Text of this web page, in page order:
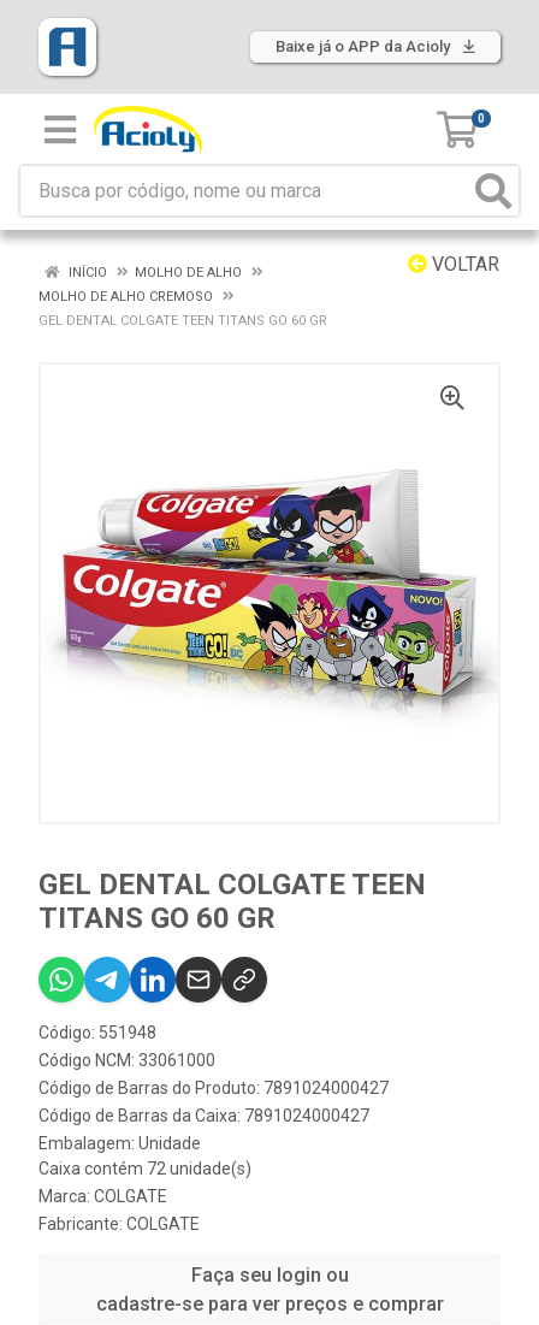
Baixe já o APP da Acioly
0
VOLTAR
INÍCIO
MOLHO DE ALHO
MOLHO DE ALHO CREMOSO
GEL DENTAL COLGATE TEEN TITANS GO 60 GR
GEL DENTAL COLGATE TEEN
TITANS GO 60 GR
Código: 551948
Código NCM: 33061000
Código de Barras do Produto: 7891024000427
Código de Barras da Caixa: 7891024000427
Embalagem: Unidade
Caixa contém 72 unidade(s)
Marca: COLGATE
Fabricante: COLGATE
Faça seu login ou
cadastre-se para ver preços e comprar